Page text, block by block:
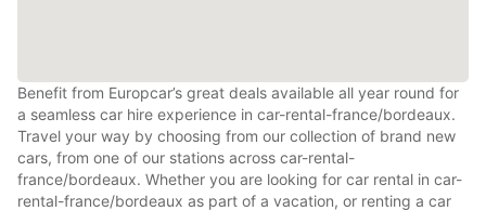
Benefit from Europcar’s great deals available all year round for
a seamless car hire experience in car-rental-france/bordeaux.
Travel your way by choosing from our collection of brand new
cars, from one of our stations across car-rental-
france/bordeaux. Whether you are looking for car rental in car-
rental-france/bordeaux as part of a vacation, or renting a car